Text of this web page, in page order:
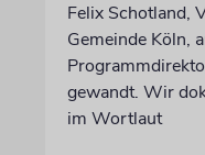
Felix Schotland,
Gemeinde Köln,
gewandt. Wir
im Wortlaut